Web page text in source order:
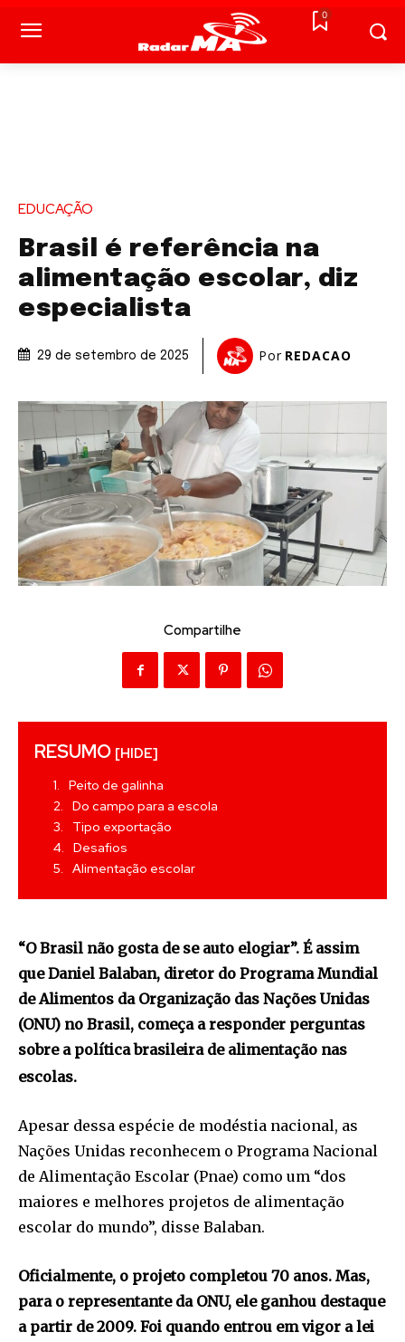
0
EDUCAÇÃO
Brasil é referência na
alimentação escolar, diz
especialista
29 de setembro de 2025 Por REDACAO
Compartilhe
RESUMO [HIDE]
Peito de galinha
Do campo para a escola
Tipo exportação
Desafios
Alimentação escolar
“O Brasil não gosta de se auto elogiar”. É assim
que Daniel Balaban, diretor do Programa Mundial
de Alimentos da Organização das Nações Unidas
(ONU) no Brasil, começa a responder perguntas
sobre a política brasileira de alimentação nas
escolas.
Apesar dessa espécie de modéstia nacional, as
Nações Unidas reconhecem o Programa Nacional
de Alimentação Escolar (Pnae) como um “dos
maiores e melhores projetos de alimentação
escolar do mundo”, disse Balaban.
Oficialmente, o projeto completou 70 anos. Mas,
para o representante da ONU, ele ganhou destaque
a partir de 2009. Foi quando entrou em vigor a lei